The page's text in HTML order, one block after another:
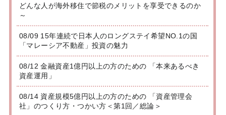
どんな人が海外移住で節税のメリットを享受できるのか
～
08/09 15年連続で日本人のロングステイ希望NO.1の国
「マレーシア不動産」投資の魅力
08/12 金融資産1億円以上の方のための 「本来あるべき
資産運用」
08/14 資産規模5億円以上の方のための 「資産管理会
社」のつくり方・つかい方＜第1回／総論＞